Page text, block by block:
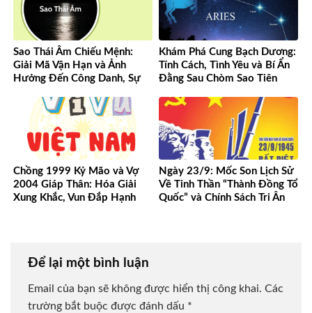
Sao Thái Âm Chiếu Mệnh:
Giải Mã Vận Hạn và Ảnh
Hưởng Đến Công Danh, Sự
Khám Phá Cung Bạch Dương:
Tính Cách, Tình Yêu và Bí Ẩn
Đằng Sau Chòm Sao Tiên
Chồng 1999 Kỷ Mão và Vợ
2004 Giáp Thân: Hóa Giải
Xung Khắc, Vun Đắp Hạnh
Ngày 23/9: Mốc Son Lịch Sử
Về Tinh Thần “Thành Đồng Tổ
Quốc” và Chính Sách Tri Ân
Để lại một bình luận
Email của bạn sẽ không được hiển thị công khai. Các
trường bắt buộc được đánh dấu *